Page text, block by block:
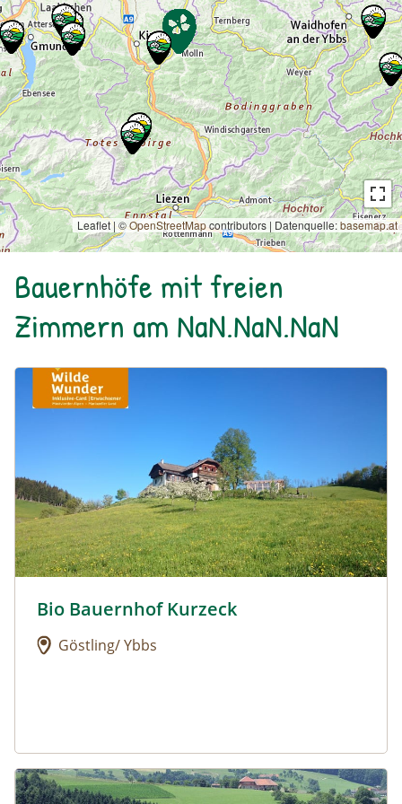
Leaflet | ©OpenStreetMapcontributors | Datenquelle:basemap.at
Bauernhöfe mit freien
Zimmern am NaN.NaN.NaN
Urlaub am Bauernhof: Bio Bauernhof Kurzeck
Urlaub am Bauernhof: Bio Bauernhof Kurzeck
Bio Bauernhof Kurzeck
Göstling/ Ybbs
Urlaub am Bauernhof: Dorferhof